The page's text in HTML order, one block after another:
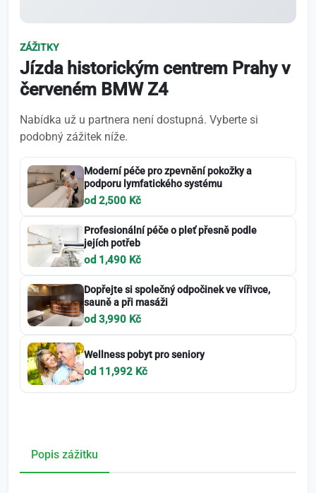
ZÁŽITKY
Jízda historickým centrem Prahy v
červeném BMW Z4
Nabídka už u partnera není dostupná. Vyberte si
podobný zážitek níže.
Moderní péče pro zpevnění pokožky a
podporu lymfatického systému
od 2,500 Kč
Profesionální péče o pleť přesně podle
jejích potřeb
od 1,490 Kč
Dopřejte si společný odpočinek ve vířivce,
sauně a při masáži
od 3,990 Kč
Wellness pobyt pro seniory
od 11,992 Kč
Popis zážitku